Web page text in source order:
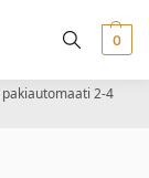
0
2-4